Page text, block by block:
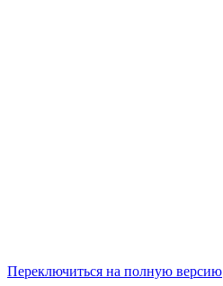
Переключиться на полную версию